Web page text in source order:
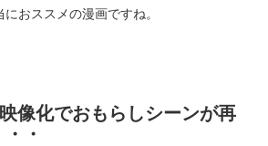
おススメの漫画ですね。
像化でおもらしシーンが再
・